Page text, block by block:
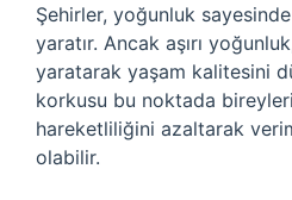
Şehirler, yoğunluk
yaratır. Ancak aşırı
yaratarak yaşam kalitesini
korkusu bu noktada
hareketliliğini azaltarak
olabilir.